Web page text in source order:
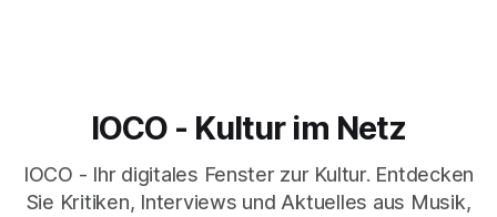
IOCO - Kultur im Netz
IOCO - Ihr digitales Fenster zur Kultur. Entdecken
Sie Kritiken, Interviews und Aktuelles aus Musik,